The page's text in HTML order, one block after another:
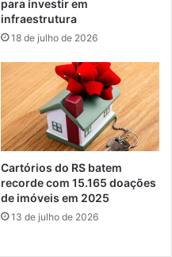
para investir em
infraestrutura
18 de julho de 2026
Cartórios do RS batem
recorde com 15.165 doações
de imóveis em 2025
13 de julho de 2026